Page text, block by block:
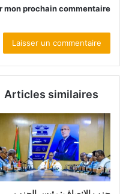
mon prochain commentaire.
Articles similaires